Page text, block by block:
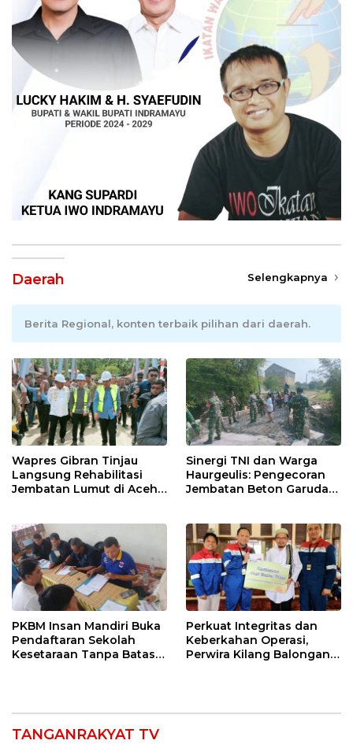
Daerah Selengkapnya
Berita Regional, konten terbaik pilihan dari daerah.
Wapres Gibran Tinjau
Langsung Rehabilitasi
Jembatan Lumut di Aceh
Sinergi TNI dan Warga
Haurgeulis: Pengecoran
Jembatan Beton Garuda
PKBM Insan Mandiri Buka
Pendaftaran Sekolah
Kesetaraan Tanpa Batas
Perkuat Integritas dan
Keberkahan Operasi,
Perwira Kilang Balongan
TANGANRAKYAT TV